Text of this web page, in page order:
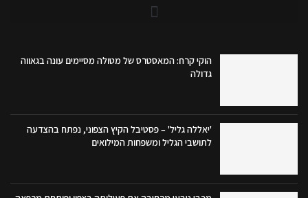
הוקי קרח: המאסטרס של מטולה מסיימים עונה בגאווה
גדולה
'יאללה גליל' – פסטיבל הקיץ הצפוני, נפתח בהצדעה
לתושבי הגליל ומשפחות המילואים